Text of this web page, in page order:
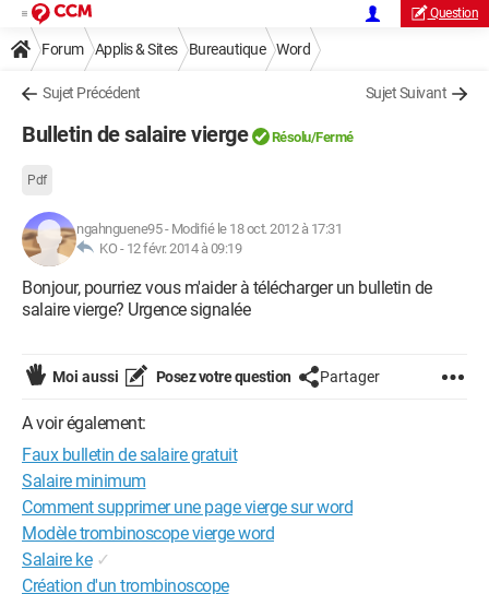
Question
Forum Applis & Sites Bureautique Word
Sujet Précédent Sujet Suivant
Bulletin de salaire vierge Résolu/Fermé
Pdf
ngahnguene95- Modifié le 18 oct. 2012 à 17:31
KO - 12 févr. 2014 à 09:19
Bonjour, pourriez vous m'aider à télécharger un bulletin de
salaire vierge? Urgence signalée
Moi aussi Posez votre question Partager
A voir également:
Faux bulletin de salaire gratuit
Salaire minimum
Comment supprimer une page vierge sur word
Modèle trombinoscope vierge word
Salaire ke ✓
Création d'un trombinoscope